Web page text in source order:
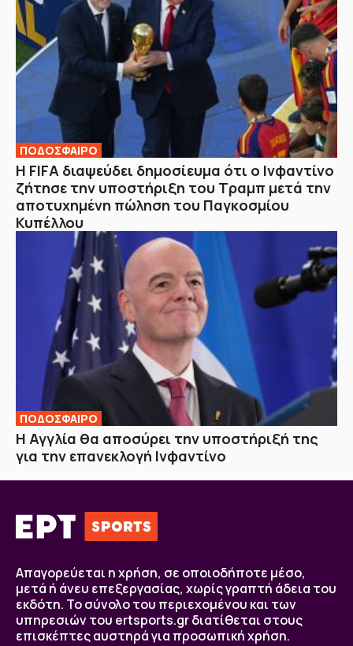
ΠΟΔΟΣΦΑΙΡΟ
Η FIFA διαψεύδει δημοσίευμα ότι ο Ινφαντίνο
ζήτησε την υποστήριξη του Τραμπ μετά την
αποτυχημένη πώληση του Παγκοσμίου
Κυπέλλου
ΠΟΔΟΣΦΑΙΡΟ
H Αγγλία θα αποσύρει την υποστήριξή της
για την επανεκλογή Ινφαντίνο
Απαγορεύεται η χρήση, σε οποιοδήποτε μέσο,
μετά ή άνευ επεξεργασίας, χωρίς γραπτή άδεια του
εκδότη. Το σύνολο του περιεχομένου και των
υπηρεσιών του ertsports.gr διατίθεται στους
επισκέπτες αυστηρά για προσωπική χρήση.